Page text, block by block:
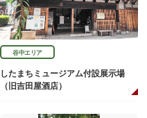
谷中エリア
したまちミュージアム付設展示場
（旧吉田屋酒店）